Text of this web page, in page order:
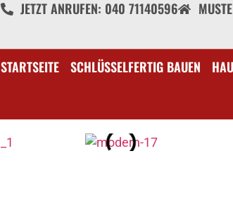
JETZT ANRUFEN: 040 71140596
STARTSEITE SCHLÜSSELFERTIG BAUEN